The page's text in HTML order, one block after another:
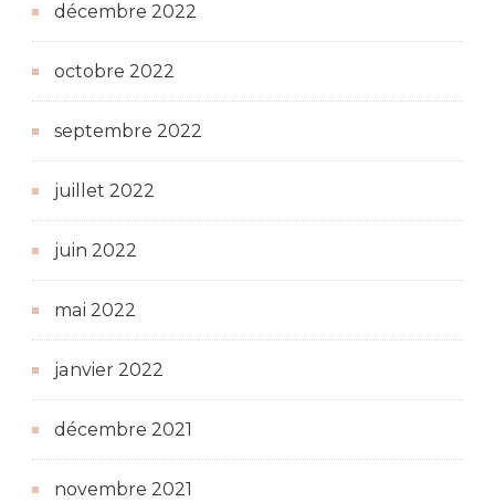
décembre 2022
octobre 2022
septembre 2022
juillet 2022
juin 2022
mai 2022
janvier 2022
décembre 2021
novembre 2021